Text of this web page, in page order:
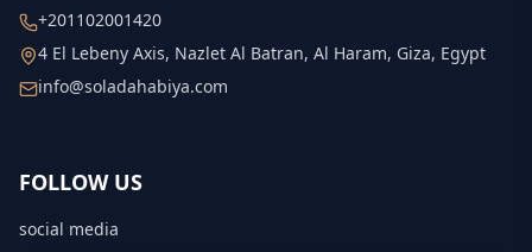
+201102001420
4 El Lebeny Axis, Nazlet Al Batran, Al Haram, Giza, Egypt
info@soladahabiya.com
FOLLOW US
social media